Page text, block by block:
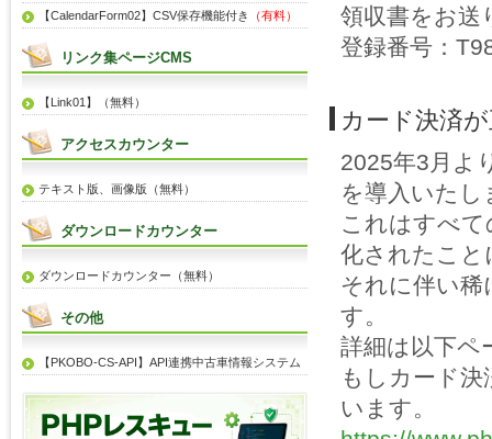
領収書をお送
登録番号：
カード決済
2025年3月よ
を導入いたし
これはすべ
化されたこ
それに伴い
す。
詳細は以下ペ
もしカード
います。
【CalendarForm02】CSV保存機能付き
（有料）
リンク集ページCMS
【Link01】（無料）
アクセスカウンター
テキスト版、画像版（無料）
ダウンロードカウンター
ダウンロードカウンター（無料）
その他
【PKOBO-CS-API】API連携中古車情報システム